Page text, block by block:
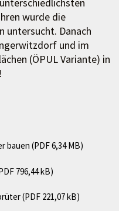
wurde die
untersucht. Danach
und im
(ÖPUL Variante) in
!
bauen (PDF 6,34 MB)
796,44 kB)
(PDF 221,07 kB)